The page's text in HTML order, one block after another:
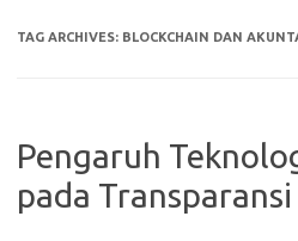
TAG ARCHIVES: BLOCKCHAIN DAN
Pengaruh
pada